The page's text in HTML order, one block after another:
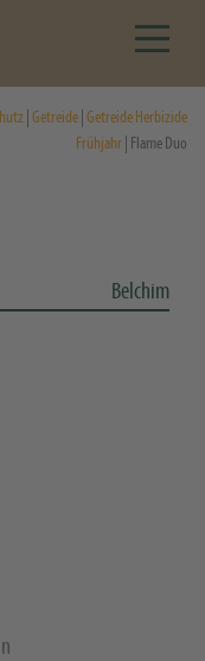
Getreide Getreide Herbizide
Frühjahr | Flame Duo
Belchim